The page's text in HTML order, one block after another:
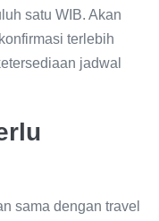
satu WIB. Akan
terlebih
jadwal
sama dengan travel